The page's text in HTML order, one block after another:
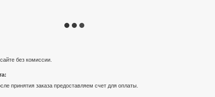
без комиссии.
принятия заказа предоставляем счет для оплаты.